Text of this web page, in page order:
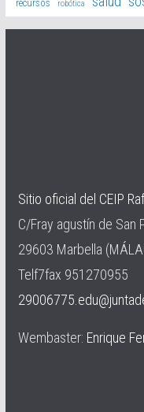
recursos robótica
Sitio oficial del CEIP
C/Fray agustín de San
29603 Marbella
Telf7fax 951270955
Wembaster: Enrique